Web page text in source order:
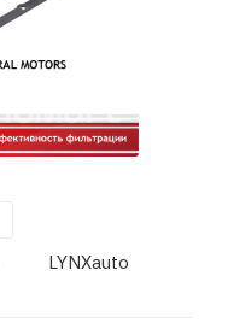
LYNXauto